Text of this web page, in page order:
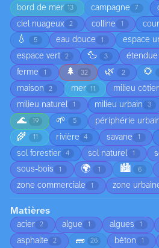
bord de mer 13 campagne 7
ciel nuageux 2 colline 1
💧 5 eau douce 1 espace
espace vert 2 🦆 3 étendue
ferme 1 🌲 32 🌿 2 🌻
maison 2 mer 11 milieu côtier
milieu naturel 1 milieu urbain 3
🌊 19 🌱 5 périphérie
🌾 11 rivière 4 savane 1
sol forestier 4 sol naturel 1
sous-bois 1 🌍 1 🏙️ 6
zone commerciale 1 zone
Matières
acier 2 algue 1 algues 1
asphalte 2 🧱 26 bêton 1